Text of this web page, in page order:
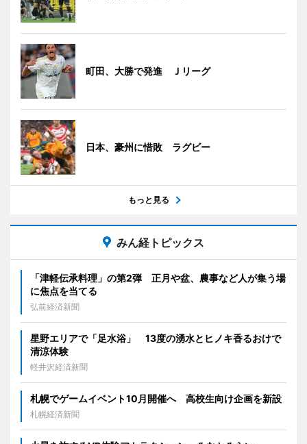
町田、大勝で発進 Ｊリーグ
日本、豪州に惜敗 ラグビー
もっと見る
みん経トピックス
「津軽伝承料理」の第2弾 正月や盆、農事など人が集う場
に焦点を当てる
弘前経済新聞
星野エリアで「足水浴」 13度の湧水とヒノキ香るおけで
清涼体験
軽井沢経済新聞
札幌でゲームイベント10月開催へ 高校生向け企画を新設
札幌経済新聞